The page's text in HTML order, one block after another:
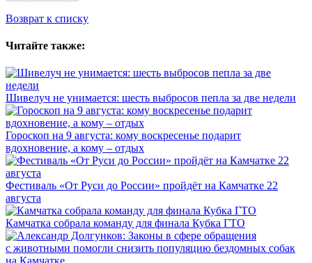
Возврат к списку
Читайте также:
Шивелуч не унимается: шесть выбросов пепла за две недели
Гороскоп на 9 августа: кому воскресенье подарит
вдохновение, а кому – отдых
Фестиваль «От Руси до России» пройдёт на Камчатке 22
августа
Камчатка собрала команду для финала Кубка ГТО